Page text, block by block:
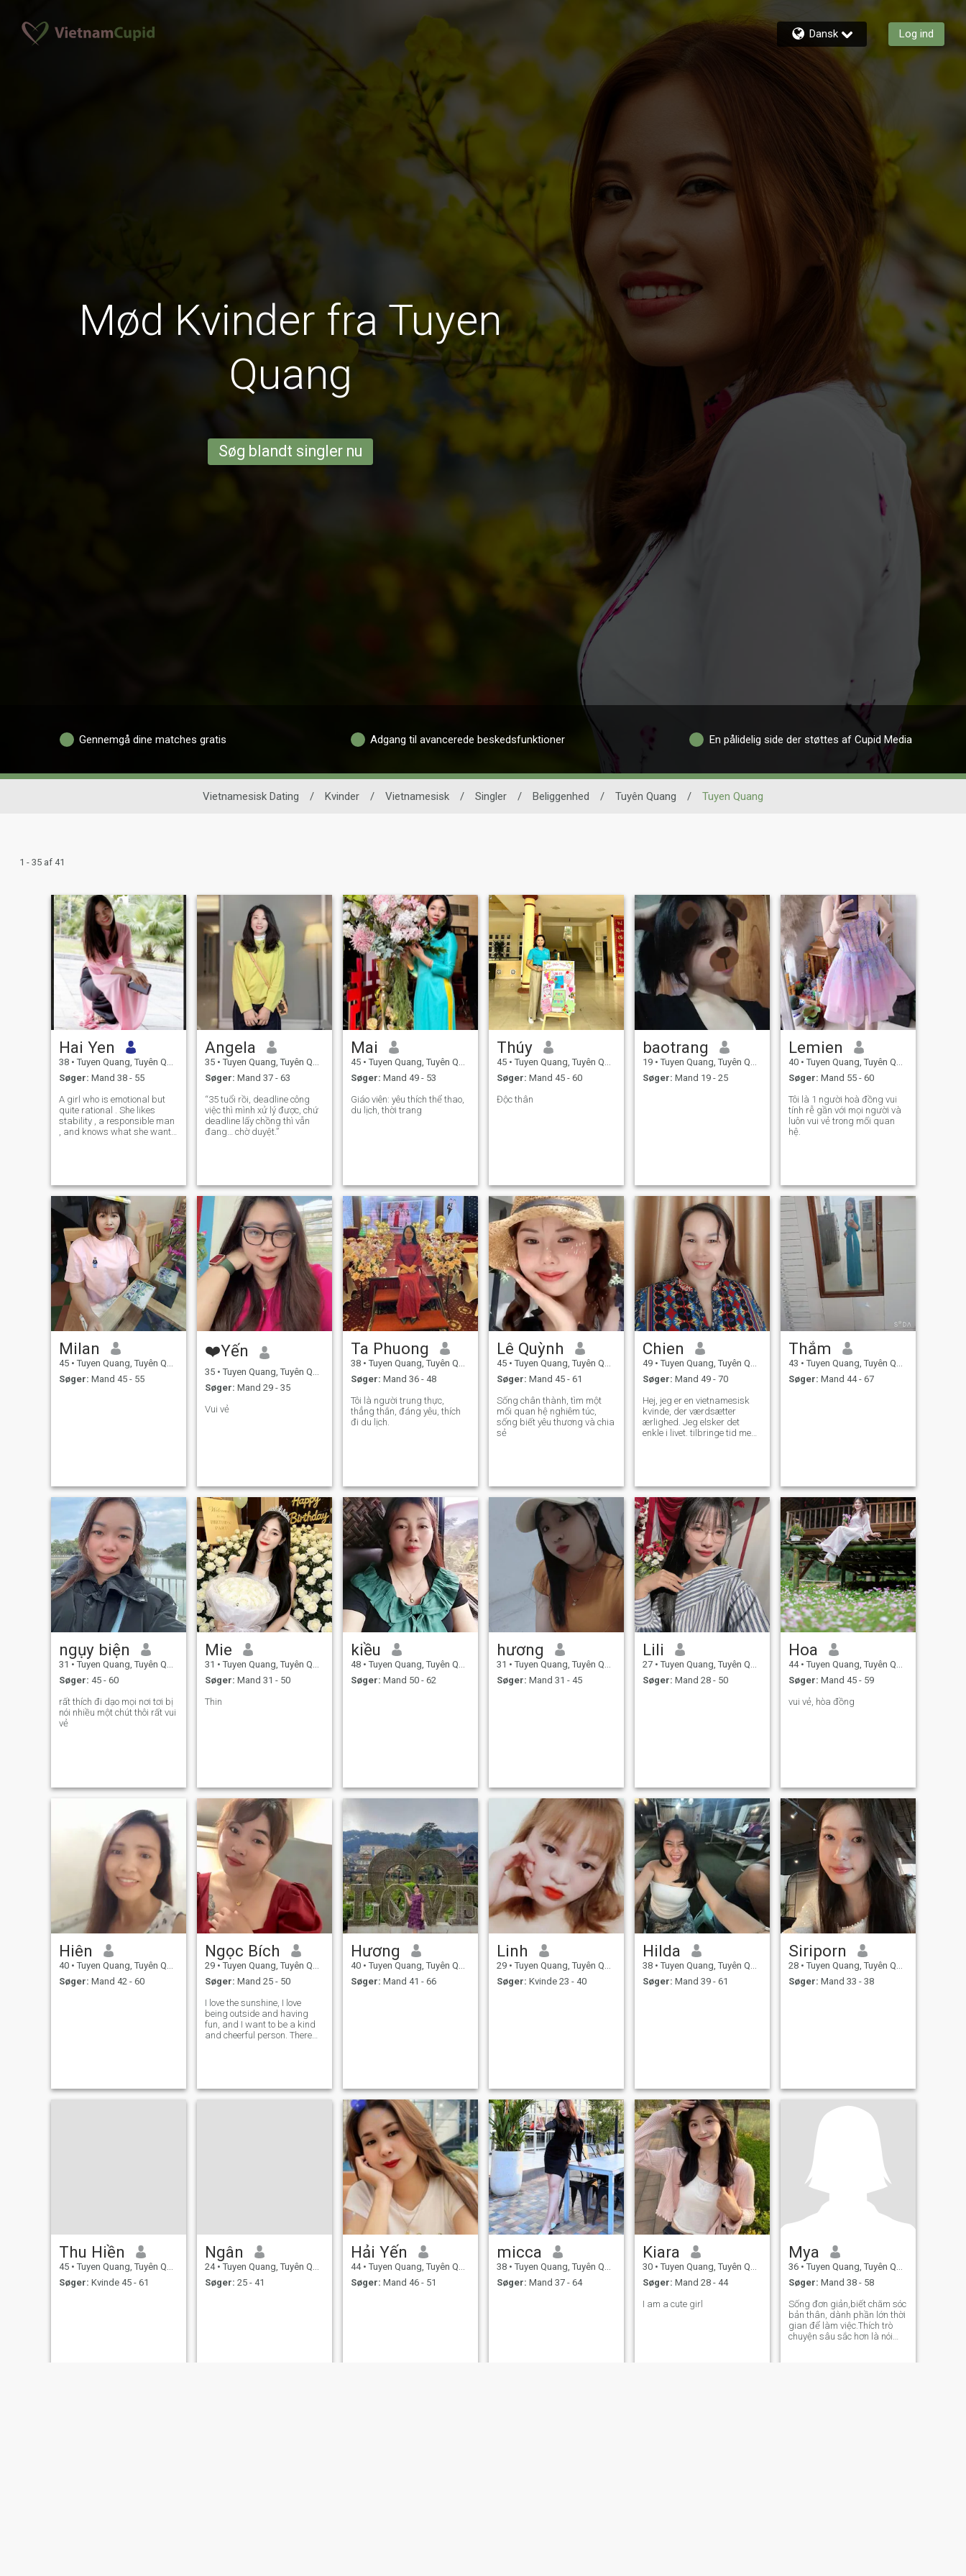
Dansk Log ind
Mød Kvinder fra Tuyen
Quang
Søg blandt singler nu
Gennemgå dine matches gratis Adgang til avancerede beskedsfunktioner En pålidelig side der støttes af Cupid Media
Vietnamesisk Dating / Kvinder / Vietnamesisk / Singler / Beliggenhed / Tuyên Quang / Tuyen Quang
1 - 35 af 41
Hai Yen
38 • Tuyen Quang, Tuyên Quang, Vietnam
Søger: Mand 38 - 55
A girl who is emotional but
quite rational . She likes
stability , a responsible man
, and knows what she wants
me if you want to lea
Angela
35 • Tuyen Quang, Tuyên Quang, Vietnam
Søger: Mand 37 - 63
“35 tuổi rồi, deadline công
việc thì mình xử lý được, chứ
deadline lấy chồng thì vẫn
đang… chờ duyệt.”
Mai
45 • Tuyen Quang, Tuyên Quang, Vietnam
Søger: Mand 49 - 53
Giáo viên: yêu thích thể thao,
du lịch, thời trang
Thúy
45 • Tuyen Quang, Tuyên Quang, Vietnam
Søger: Mand 45 - 60
Độc thân
baotrang
19 • Tuyen Quang, Tuyên Quang, Vietnam
Søger: Mand 19 - 25
Lemien
40 • Tuyen Quang, Tuyên Quang, Vietnam
Søger: Mand 55 - 60
Tôi là 1 người hoà đồng vui
tính rễ gần với mọi người và
luôn vui vẻ trong mối quan
hệ.
Milan
45 • Tuyen Quang, Tuyên Quang, Vietnam
Søger: Mand 45 - 55
❤️Yến
35 • Tuyen Quang, Tuyên Quang, Vietnam
Søger: Mand 29 - 35
Vui vẻ
Ta Phuong
38 • Tuyen Quang, Tuyên Quang, Vietnam
Søger: Mand 36 - 48
Tôi là người trung thực,
thẳng thắn, đáng yêu, thích
đi du lịch.
Lê Quỳnh
45 • Tuyen Quang, Tuyên Quang, Vietnam
Søger: Mand 45 - 61
Sống chân thành, tìm một
mối quan hệ nghiêm túc,
sống biết yêu thương và chia
sẻ
Chien
49 • Tuyen Quang, Tuyên Quang, Vietnam
Søger: Mand 49 - 70
Hej, jeg er en vietnamesisk
kvinde, der værdsætter
ærlighed. Jeg elsker det
enkle i livet. tilbringe tid med
finde en særlig person. for at
dele livets glæder og
oplevelser.
Thắm
43 • Tuyen Quang, Tuyên Quang, Vietnam
Søger: Mand 44 - 67
ngụy biện
31 • Tuyen Quang, Tuyên Quang, Vietnam
Søger: 45 - 60
rất thích đi dạo mọi nơi tơi bị
nói nhiều một chút thôi rất vui
vẻ
Mie
31 • Tuyen Quang, Tuyên Quang, Vietnam
Søger: Mand 31 - 50
Thin
kiều
48 • Tuyen Quang, Tuyên Quang, Vietnam
Søger: Mand 50 - 62
hương
31 • Tuyen Quang, Tuyên Quang, Vietnam
Søger: Mand 31 - 45
Lili
27 • Tuyen Quang, Tuyên Quang, Vietnam
Søger: Mand 28 - 50
Hoa
44 • Tuyen Quang, Tuyên Quang, Vietnam
Søger: Mand 45 - 59
vui vẻ, hòa đồng
Hiên
40 • Tuyen Quang, Tuyên Quang, Vietnam
Søger: Mand 42 - 60
Ngọc Bích
29 • Tuyen Quang, Tuyên Quang, Vietnam
Søger: Mand 25 - 50
I love the sunshine, I love
being outside and having
fun, and I want to be a kind
and cheerful person. There
Hương
40 • Tuyen Quang, Tuyên Quang, Vietnam
Søger: Mand 41 - 66
Linh
29 • Tuyen Quang, Tuyên Quang, Vietnam
Søger: Kvinde 23 - 40
Hilda
38 • Tuyen Quang, Tuyên Quang, Vietnam
Søger: Mand 39 - 61
Siriporn
28 • Tuyen Quang, Tuyên Quang, Vietnam
Søger: Mand 33 - 38
Thu Hiền
45 • Tuyen Quang, Tuyên Quang, Vietnam
Søger: Kvinde 45 - 61
Ngân
24 • Tuyen Quang, Tuyên Quang, Vietnam
Søger: 25 - 41
Hải Yến
44 • Tuyen Quang, Tuyên Quang, Vietnam
Søger: Mand 46 - 51
micca
38 • Tuyen Quang, Tuyên Quang, Vietnam
Søger: Mand 37 - 64
Kiara
30 • Tuyen Quang, Tuyên Quang, Vietnam
Søger: Mand 28 - 44
I am a cute girl
Mya
36 • Tuyen Quang, Tuyên Quang, Vietnam
Søger: Mand 38 - 58
Sống đơn giản,biết chăm sóc
bản thân, dành phần lớn thời
gian để làm việc.Thích trò
chuyện sâu sắc hơn là nói